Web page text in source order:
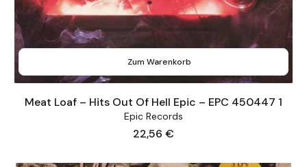
Zum Warenkorb
Meat Loaf – Hits Out Of Hell Epic – EPC 450447 1
Epic Records
Preis
22,56 €